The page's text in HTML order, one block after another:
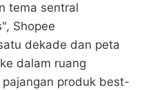
tema sentral
Shopee
dekade dan peta
dalam ruang
produk best-